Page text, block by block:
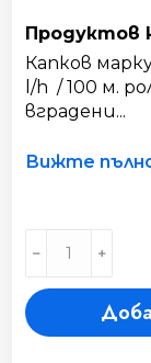
Продуктов
Капков
l/h / 100 м.
вградени...
Вижте
маркуч
"PALADRIP"
ф16
﹣ ﹢